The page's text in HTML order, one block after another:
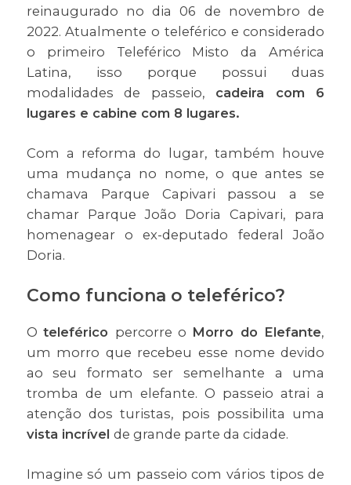
reinaugurado no dia 06 de novembro de
2022. Atualmente o teleférico e considerado
o primeiro Teleférico Misto da América
Latina, isso porque possui duas
modalidades de passeio, cadeira com 6
lugares e cabine com 8 lugares.
Com a reforma do lugar, também houve
uma mudança no nome, o que antes se
chamava Parque Capivari passou a se
chamar Parque João Doria Capivari, para
homenagear o ex-deputado federal João
Doria.
Como funciona o teleférico?
Oteleférico percorre o Morro do Elefante,
um morro que recebeu esse nome devido
ao seu formato ser semelhante a uma
tromba de um elefante. O passeio atrai a
atenção dos turistas, pois possibilita uma
vista incrível de grande parte da cidade.
Imagine só um passeio com vários tipos de